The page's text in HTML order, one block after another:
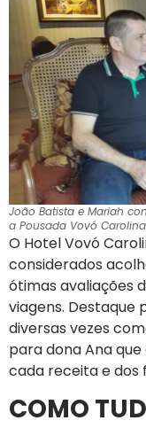
João Batista e Mariah
a Pousada Vovó
O Hotel Vovó
considerados
ótimas avaliações
viagens. Destaque
diversas vezes
para dona Ana
cada receita e dos
COMO